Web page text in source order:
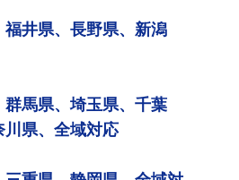
井県、長野県、新潟
馬県、埼玉県、千葉
川県、全域対応